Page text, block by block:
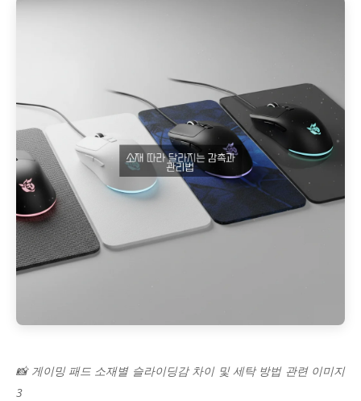
📸 게이밍 패드 소재별 슬라이딩감 차이 및 세탁 방법 관련 이미지
3